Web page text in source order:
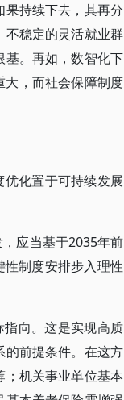
持续下去，其再分
不稳定的灵活就业群
基。再如，数智化下
大，而社会保障制度
优化置于可持续发展
应当基于2035年前
性制度安排步入理性
向。这是实现高质
的前提条件。在这方
机关事业单位基本